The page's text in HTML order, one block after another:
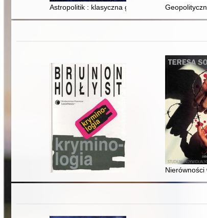
Astropolitik : klasyczna geopolityka w erze